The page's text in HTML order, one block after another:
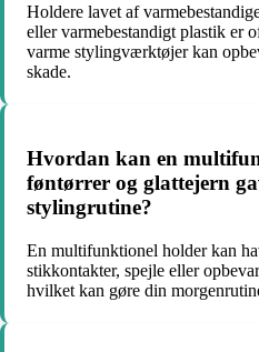
Holdere lavet af
eller varmebestandigt plastik er
varme stylingværktøjer kan
skade.
Hvordan kan en
føntørrer og glattejern
stylingrutine?
En multifunktionel holder kan
stikkontakter, spejle eller
hvilket kan gøre din